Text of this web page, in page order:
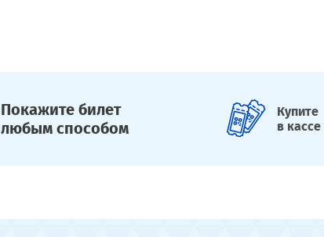
Покажите билет
любым способом
Купите
в кассе